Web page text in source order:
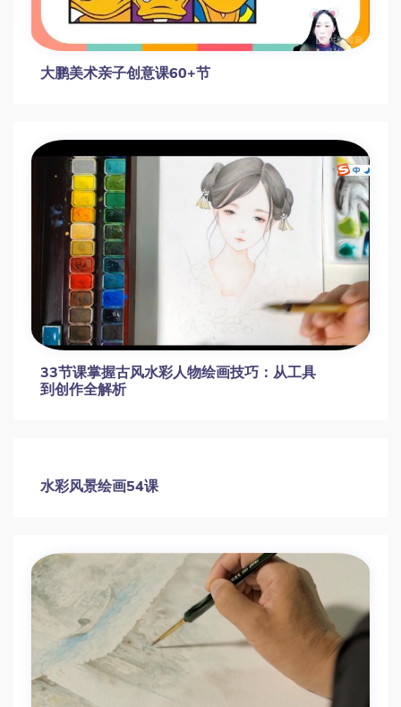
大鹏美术亲子创意课60+节
33节课掌握古风水彩人物绘画技巧：从工具
到创作全解析
水彩风景绘画54课